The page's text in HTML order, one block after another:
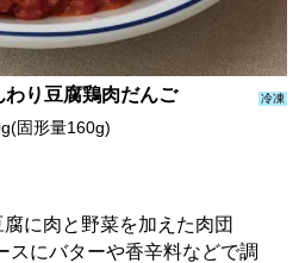
り豆腐鶏肉だんご 冷凍
固形量160g)
に肉と野菜を加えた肉団
スにバターや香辛料などで調